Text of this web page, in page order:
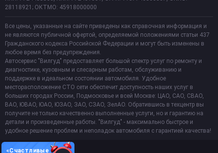
28118921; ОКТМО: 45918000000
Все цены, указанные на сайте приведены как справочная информация и
не являются публичной офертой, определяемой положениями статьи 437
Гражданского кодекса Российской Федерации и могут быть изменены в
любое время без предупреждения.
Автосервис "Вилгуд" предоставляет большой спектр услуг по ремонту и
диагностике, кузовным и слесарным работам, обслуживанию и
поддержке в идеальном состоянии автомобиля. Удобное
месторасположение СТО сети обеспечит доступность наших услуг в
больших городах России, Подмосковье и всей Москве: ЦАО, САО, СВАО,
ВАО, ЮВАО, ЮАО, ЮЗАО, ЗАО, СЗАО, ЗелАО. Обратившись в техцентр вы
получите не только качественно выполненные услуги, но и гарантию на
детали и произведенные работы. "Вилгуд" - максимально быстрое и
удобное решение проблем и неполадок автомобиля с гарантией качества!
«Счастливые